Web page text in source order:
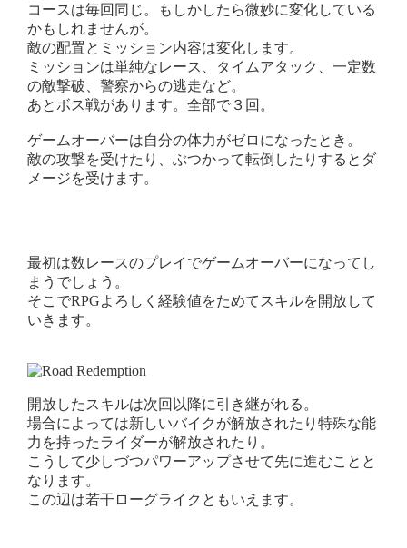
コースは毎回同じ。もしかしたら微妙に変化している
かもしれませんが。
敵の配置とミッション内容は変化します。
ミッションは単純なレース、タイムアタック、一定数
の敵撃破、警察からの逃走など。
あとボス戦があります。全部で３回。
ゲームオーバーは自分の体力がゼロになったとき。
敵の攻撃を受けたり、ぶつかって転倒したりするとダ
メージを受けます。
最初は数レースのプレイでゲームオーバーになってし
まうでしょう。
そこでRPGよろしく経験値をためてスキルを開放して
いきます。
開放したスキルは次回以降に引き継がれる。
場合によっては新しいバイクが解放されたり特殊な能
力を持ったライダーが解放されたり。
こうして少しづつパワーアップさせて先に進むことと
なります。
この辺は若干ローグライクともいえます。